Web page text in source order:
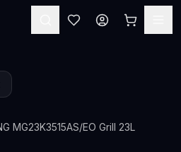
MG23K3515AS/EO Grill 23L